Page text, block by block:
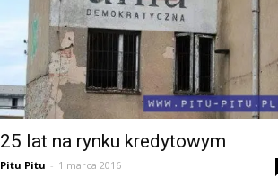
25 lat na rynku kredytowym
Pitu Pitu - 1 marca 2016